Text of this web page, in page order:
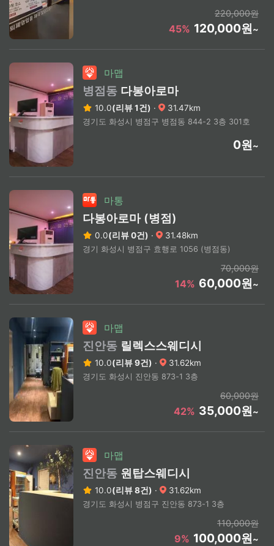
220,000원
45% 120,000원~
마맵
병점동 다봉아로마
10.0(리뷰 1건) · 31.47km
경기도 화성시 병점구 병점동 844-2 3층 301호
0원~
마통
다봉아로마 (병점)
0.0(리뷰 0건) · 31.48km
경기 화성시 병점구 효행로 1056 (병점동)
70,000원
14% 60,000원~
마맵
진안동 릴렉스스웨디시
10.0(리뷰 9건) · 31.62km
경기도 화성시 진안동 873-1 3층
60,000원
42% 35,000원~
마맵
진안동 원탑스웨디시
10.0(리뷰 8건) · 31.62km
경기도 화성시 병점구 진안동 873-1 3층
110,000원
9% 100,000원~